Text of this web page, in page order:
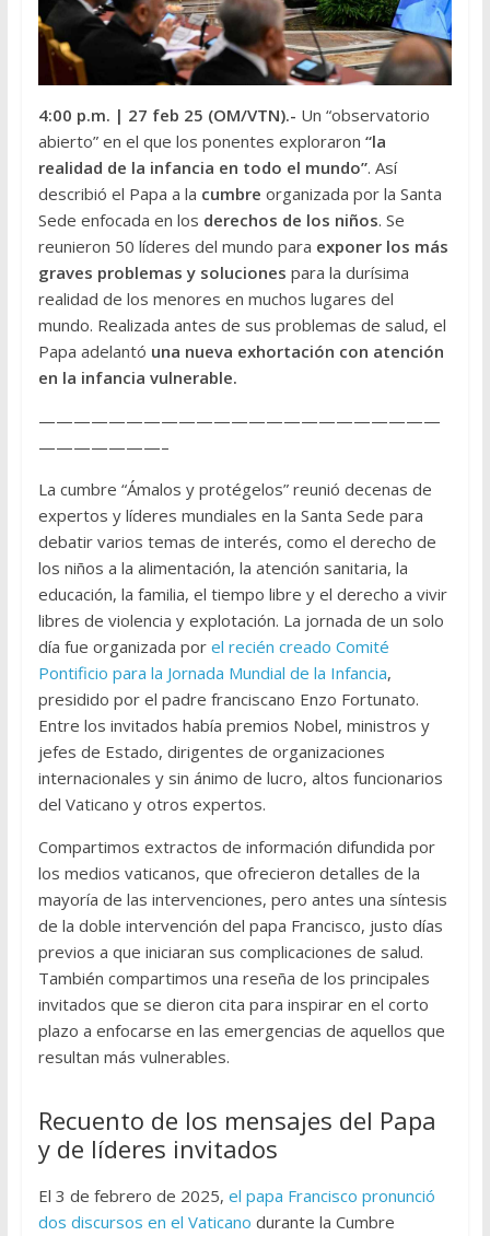
4:00 p.m. | 27 feb 25 (OM/VTN).- Un “observatorio
abierto” en el que los ponentes exploraron “la
realidad de la infancia en todo el mundo”. Así
describió el Papa a la cumbre organizada por la Santa
Sede enfocada en los derechos de los niños. Se
reunieron 50 líderes del mundo para exponer los más
graves problemas y soluciones para la durísima
realidad de los menores en muchos lugares del
mundo. Realizada antes de sus problemas de salud, el
Papa adelantó una nueva exhortación con atención
en la infancia vulnerable.
———————————————————————
———————–
La cumbre “Ámalos y protégelos” reunió decenas de
expertos y líderes mundiales en la Santa Sede para
debatir varios temas de interés, como el derecho de
los niños a la alimentación, la atención sanitaria, la
educación, la familia, el tiempo libre y el derecho a vivir
libres de violencia y explotación. La jornada de un solo
día fue organizada por el recién creado Comité
Pontificio para la Jornada Mundial de la Infancia,
presidido por el padre franciscano Enzo Fortunato.
Entre los invitados había premios Nobel, ministros y
jefes de Estado, dirigentes de organizaciones
internacionales y sin ánimo de lucro, altos funcionarios
del Vaticano y otros expertos.
Compartimos extractos de información difundida por
los medios vaticanos, que ofrecieron detalles de la
mayoría de las intervenciones, pero antes una síntesis
de la doble intervención del papa Francisco, justo días
previos a que iniciaran sus complicaciones de salud.
También compartimos una reseña de los principales
invitados que se dieron cita para inspirar en el corto
plazo a enfocarse en las emergencias de aquellos que
resultan más vulnerables.
Recuento de los mensajes del Papa
y de líderes invitados
El 3 de febrero de 2025, el papa Francisco pronunció
dos discursos en el Vaticano durante la Cumbre